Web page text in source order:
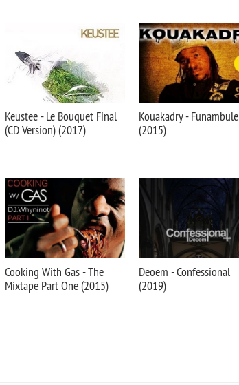
Keustee - Le Bouquet Final
(CD Version) (2017)
Kouakadry - Funambule
(2015)
Cooking With Gas - The
Mixtape Part One (2015)
Deoem - Confessional
(2019)